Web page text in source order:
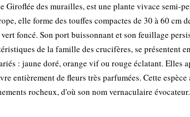
Giroflée des murailles, est une plante vivace semi-
elle forme des touffes compactes de 30 à 60 cm
foncé. Son port buissonnant et son feuillage
de la famille des crucifères, se présentent
: jaune doré, orange vif ou rouge éclatant. Elles
entièrement de fleurs très parfumées. Cette
rocheux, d'où son nom vernaculaire évocateur.